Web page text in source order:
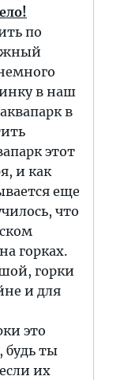
по
в наш
в
этот
и как
еще
что
горках.
горки
и для
это
будь ты
их